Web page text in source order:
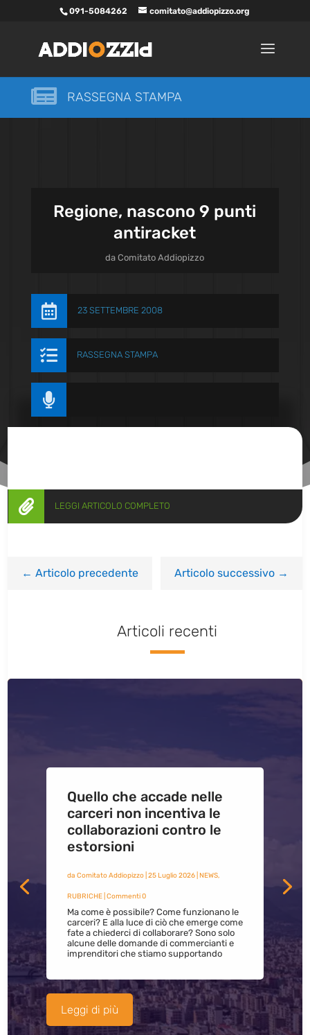
091-5084262 comitato@addiopizzo.org
 RASSEGNA STAMPA
Regione, nascono 9 punti
antiracket
daComitato Addiopizzo
 23 SETTEMBRE 2008
 RASSEGNA STAMPA

 LEGGI ARTICOLO COMPLETO
←Articolo precedente Articolo successivo→
Articoli recenti
Quello che accade nelle
carceri non incentiva le
collaborazioni contro le
estorsioni
da Comitato Addiopizzo| 25 Luglio 2026| NEWS,
RUBRICHE| Commenti 0
Ma come è possibile? Come funzionano le
carceri? E alla luce di ciò che emerge come
fate a chiederci di collaborare? Sono solo
alcune delle domande di commercianti e
imprenditori che stiamo supportando
Leggi di più